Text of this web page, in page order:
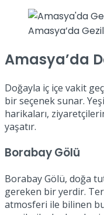
Amasya’da
Amasya’da
Doğayla iç içe vakit
bir seçenek sunar.
harikaları,
yaşatır.
Borabay Gölü
Borabay Gölü, doğa
gereken bir yerdir.
atmosferi ile bilinen